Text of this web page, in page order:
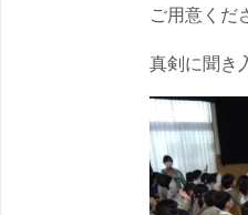
ご用意くだ
真剣に聞き